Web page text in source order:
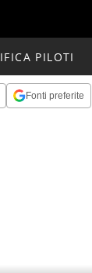
PILOTI
Fonti preferite